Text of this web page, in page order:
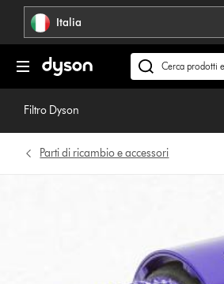
navigazione Italia
Cerca
su
Filtro Dyson
Parti di ricambio e accessori